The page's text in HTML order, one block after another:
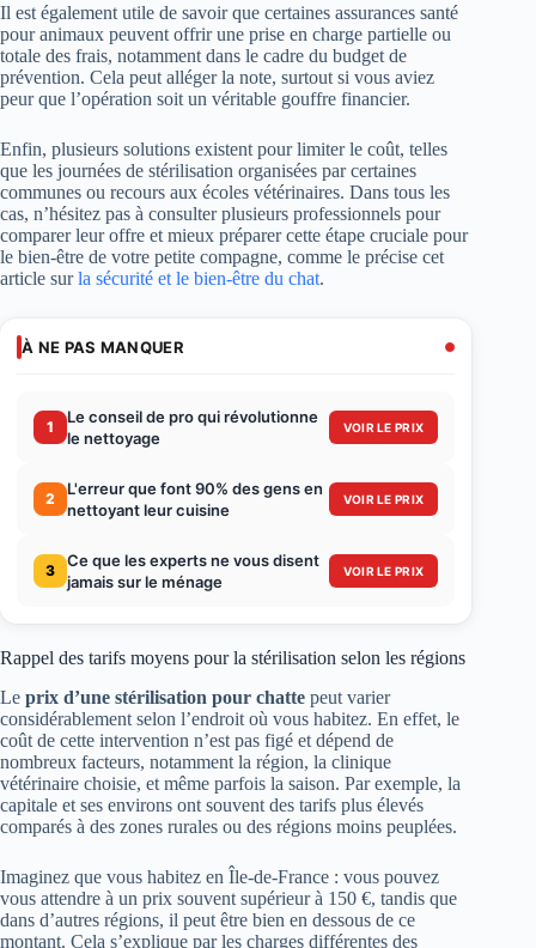
Il est également utile de savoir que certaines assurances santé
pour animaux peuvent offrir une prise en charge partielle ou
totale des frais, notamment dans le cadre du budget de
prévention. Cela peut alléger la note, surtout si vous aviez
peur que l’opération soit un véritable gouffre financier.
Enfin, plusieurs solutions existent pour limiter le coût, telles
que les journées de stérilisation organisées par certaines
communes ou recours aux écoles vétérinaires. Dans tous les
cas, n’hésitez pas à consulter plusieurs professionnels pour
comparer leur offre et mieux préparer cette étape cruciale pour
le bien-être de votre petite compagne, comme le précise cet
article surla sécurité et le bien-être du chat.
À NE PAS MANQUER
1
Le conseil de pro qui révolutionne
le nettoyage
VOIR LE PRIX
2
L'erreur que font 90% des gens en
nettoyant leur cuisine
VOIR LE PRIX
3
Ce que les experts ne vous disent
jamais sur le ménage
VOIR LE PRIX
Rappel des tarifs moyens pour la stérilisation selon les régions
Le prix d’une stérilisation pour chatte peut varier
considérablement selon l’endroit où vous habitez. En effet, le
coût de cette intervention n’est pas figé et dépend de
nombreux facteurs, notamment la région, la clinique
vétérinaire choisie, et même parfois la saison. Par exemple, la
capitale et ses environs ont souvent des tarifs plus élevés
comparés à des zones rurales ou des régions moins peuplées.
Imaginez que vous habitez en Île-de-France : vous pouvez
vous attendre à un prix souvent supérieur à 150 €, tandis que
dans d’autres régions, il peut être bien en dessous de ce
montant. Cela s’explique par les charges différentes des